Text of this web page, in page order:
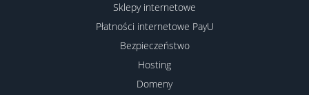
Sklepy internetowe
Płatności internetowe PayU
Bezpieczeństwo
Hosting
Domeny